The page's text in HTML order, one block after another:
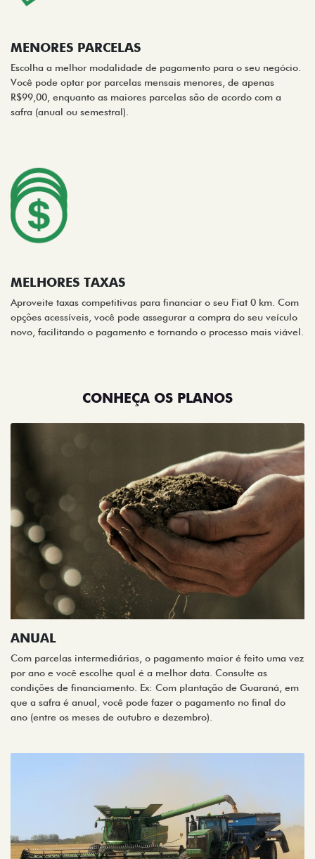
MENORES PARCELAS
Escolha a melhor modalidade de pagamento para o seu negócio.
Você pode optar por parcelas mensais menores, de apenas
R$99,00, enquanto as maiores parcelas são de acordo com a
safra (anual ou semestral).
MELHORES TAXAS
Aproveite taxas competitivas para financiar o seu Fiat 0 km. Com
opções acessíveis, você pode assegurar a compra do seu veículo
novo, facilitando o pagamento e tornando o processo mais viável.
CONHEÇA OS PLANOS
ANUAL
Com parcelas intermediárias, o pagamento maior é feito uma vez
por ano e você escolhe qual é a melhor data. Consulte as
condições de financiamento. Ex: Com plantação de Guaraná, em
que a safra é anual, você pode fazer o pagamento no final do
ano (entre os meses de outubro e dezembro).